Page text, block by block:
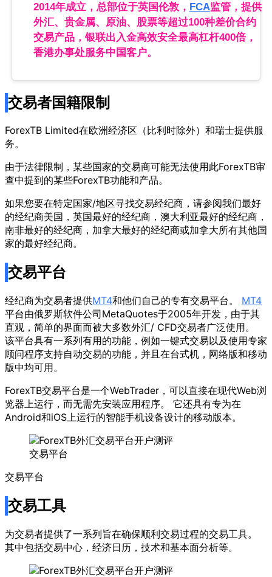
2014年成立，总部位于英国伦敦， FCA监管，提供
外汇、贵金属、原油、股票等超过100种差价合约
交易产品，银联出入金高效安全最高杠杆400倍，
香港办事处服务中国客户。
交易者国籍限制
ForexTB Limited在欧洲经济区（比利时除外）和瑞士提供服
务。
由于法律限制，某些国家的交易商可能无法使用此ForexTB审
查中提到的某些ForexTB功能和产品。
如果您要在特定国家/地区寻找交易经纪商，请参阅我们最好
的经纪商美国，英国最好的经纪商，澳大利亚最好的经纪商，
南非最好的经纪商，加拿大最好的经纪商或加拿大所有其他国
家的最好经纪商。
交易平台
经纪商为交易者提供MT4和他们自己的专有交易平台。 MT4
平台由俄罗斯软件公司MetaQuotes于2005年开发，由于其
直观，简单的界面而被大多数外汇/ CFD交易者广泛使用。
该平台具有一系列有用的功能，例如一键式交易以及使用专家
顾问程序支持自动交易的功能，并且在台式机，网络版和移动
版中均可用。
ForexTB交易平台是一个WebTrader，可以直接在现代Web浏
览器上运行，而无需先安装应用程序。 它还具有专为在
Android和iOS上运行的智能手机设备设计的移动版本。
交易平台
交易平台
交易工具
为交易者提供了一系列旨在确保顺利交易过程的交易工具。
其中包括交易中心，经济日历，技术和基本面分析等。